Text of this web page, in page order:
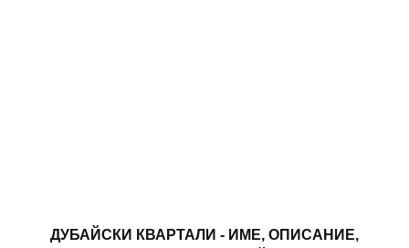
ДУБАЙСКИ КВАРТАЛИ - ИМЕ, ОПИСАНИЕ,